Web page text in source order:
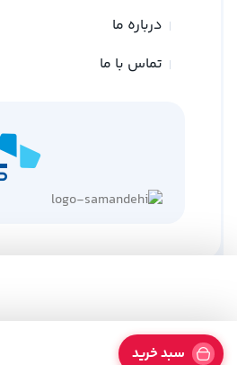
سبد خرید
درباره ما
تماس با ما